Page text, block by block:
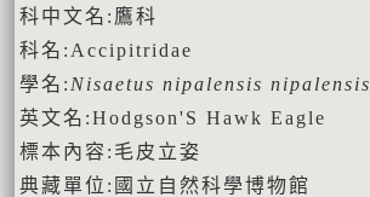
科中文名:鷹科
科名:Accipitridae
學名: Nisaetus nipalensis nipalensis
英文名:Hodgson'S Hawk Eagle
標本內容:毛皮立姿
典藏單位:國立自然科學博物館